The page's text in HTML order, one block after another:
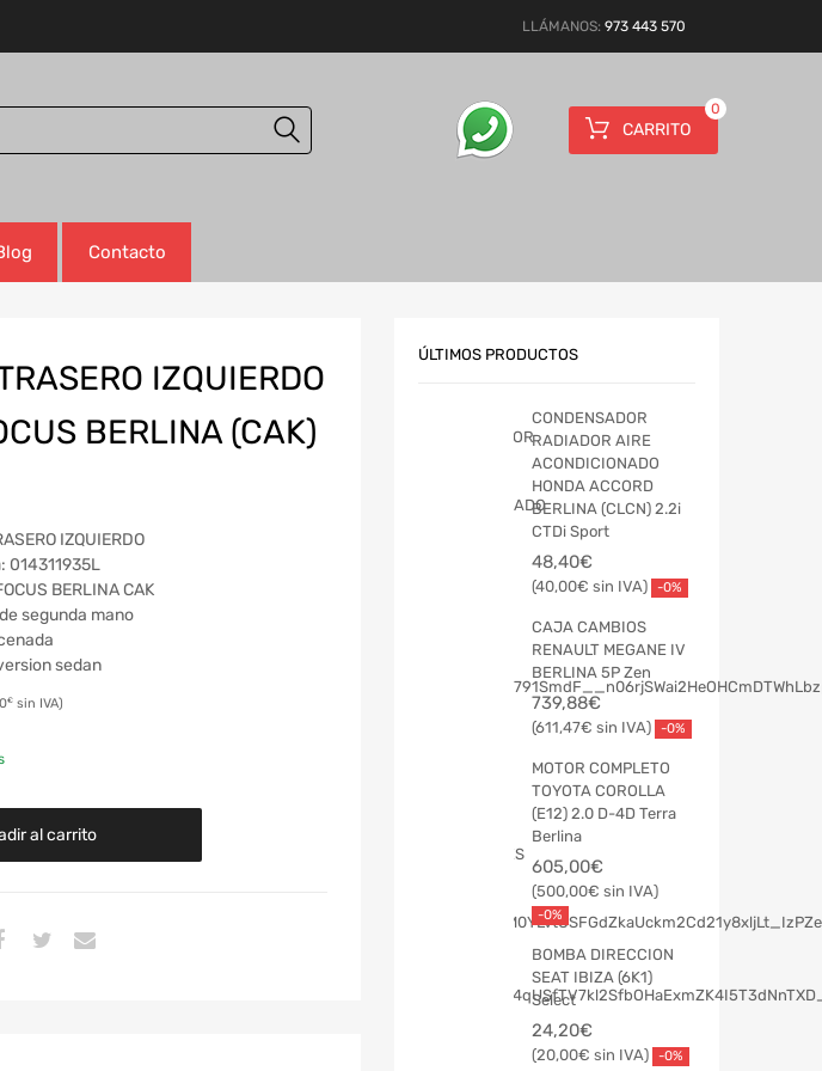
LLÁMANOS: 973 443 570
CARRITO
0
Contacto
IZQUIERDO
BERLINA (CAK)
IZQUIERDO
: 014311935L
BERLINA CAK
segunda mano
sedan
€
al carrito
ÚLTIMOS PRODUCTOS
CONDENSADOR
RADIADOR AIRE
ACONDICIONADO
HONDA ACCORD
BERLINA (CLCN) 2.2i
CTDi Sport
48,40€
40,00€ -0%
CAJA CAMBIOS
RENAULT MEGANE IV
BERLINA 5P Zen
739,88€
611,47€ -0%
MOTOR COMPLETO
TOYOTA COROLLA
(E12) 2.0 D-4D Terra
Berlina
605,00€
500,00€
-0%
BOMBA DIRECCION
SEAT IBIZA (6K1)
Select
24,20€
20,00€ -0%